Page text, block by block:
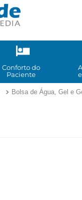
Conforto do
Paciente
Bolsa de Água, Gel e